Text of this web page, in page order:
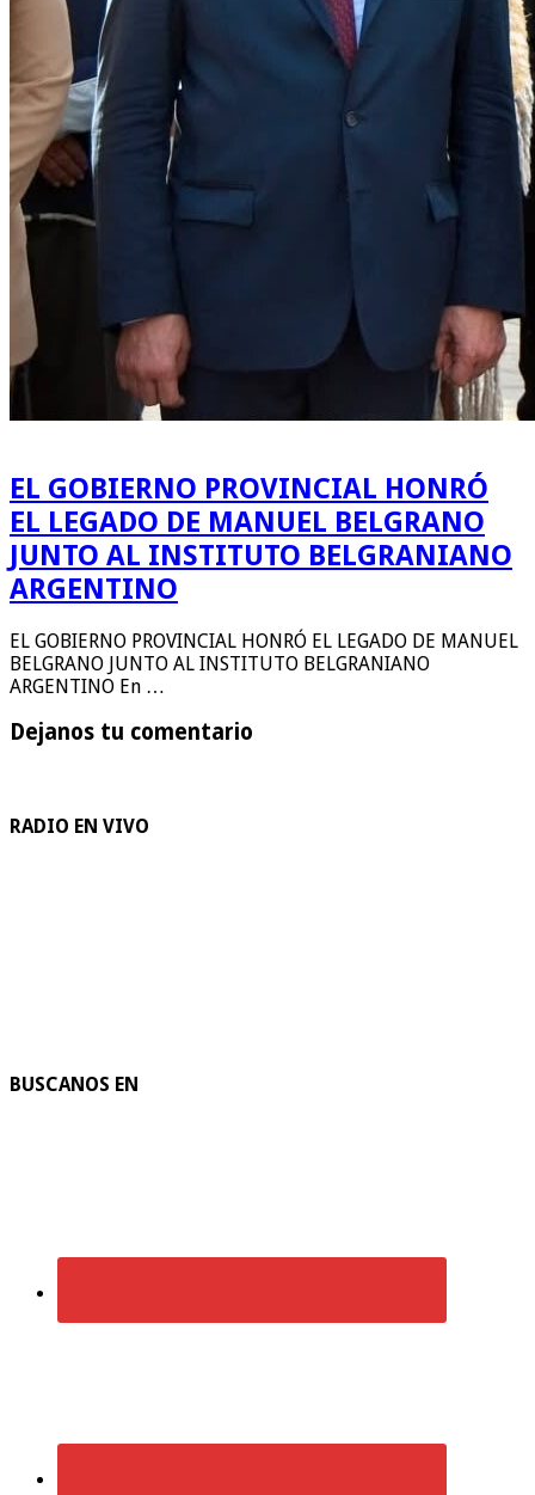
EL GOBIERNO PROVINCIAL HONRÓ
EL LEGADO DE MANUEL BELGRANO
JUNTO AL INSTITUTO BELGRANIANO
ARGENTINO
EL GOBIERNO PROVINCIAL HONRÓ EL LEGADO DE MANUEL
BELGRANO JUNTO AL INSTITUTO BELGRANIANO
ARGENTINO En …
Dejanos tu comentario
RADIO EN VIVO
BUSCANOS EN